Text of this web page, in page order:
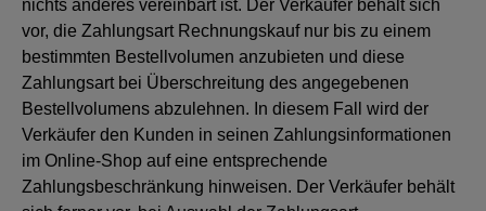
nichts anderes vereinbart ist. Der Verkäufer behält sich
vor, die Zahlungsart Rechnungskauf nur bis zu einem
bestimmten Bestellvolumen anzubieten und diese
Zahlungsart bei Überschreitung des angegebenen
Bestellvolumens abzulehnen. In diesem Fall wird der
Verkäufer den Kunden in seinen Zahlungsinformationen
im Online-Shop auf eine entsprechende
Zahlungsbeschränkung hinweisen. Der Verkäufer behält